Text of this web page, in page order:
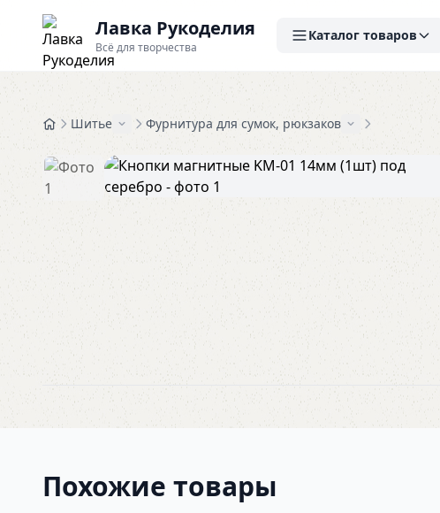
Лавка Рукоделия
Всё для творчества
Каталог товаров
Шитье Фурнитура для сумок, рюкзаков
Похожие товары